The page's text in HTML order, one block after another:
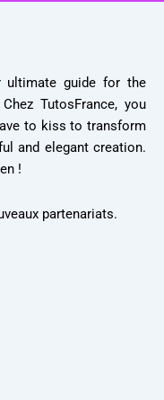
ultimate guide for the
TutosFrance, you
to kiss to transform
and elegant creation.
!
partenariats.